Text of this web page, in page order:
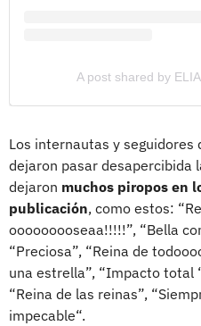
A post shared by
Los internautas y seguidores
dejaron pasar desapercibida
dejaron muchos piropos en
publicación, como estos:
ooooooooseaa!!!!!”, “Bella
“Preciosa”, “Reina de
una estrella”, “Impacto total
“Reina de las reinas”,
impecable“.